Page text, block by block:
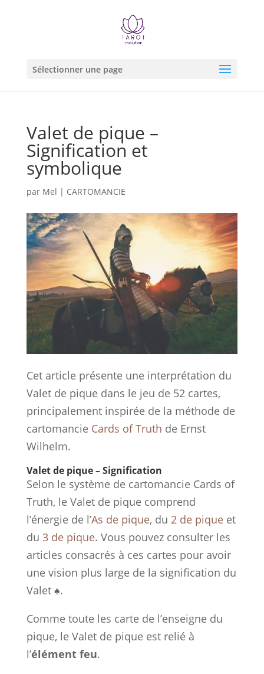
Sélectionner une page
Valet de pique –
Signification et
symbolique
par Mel | CARTOMANCIE
Cet article présente une interprétation du
Valet de pique dans le jeu de 52 cartes,
principalement inspirée de la méthode de
cartomancie Cards of Truth de Ernst
Wilhelm.
Valet de pique – Signification
Selon le système de cartomancie Cards of
Truth, le Valet de pique comprend
l’énergie de l’As de pique, du 2 de piqueet
du 3 de pique. Vous pouvez consulter les
articles consacrés à ces cartes pour avoir
une vision plus large de la signification du
Valet ♠.
Comme toute les carte de l’enseigne du
pique, le Valet de pique est relié à
l’élément feu.